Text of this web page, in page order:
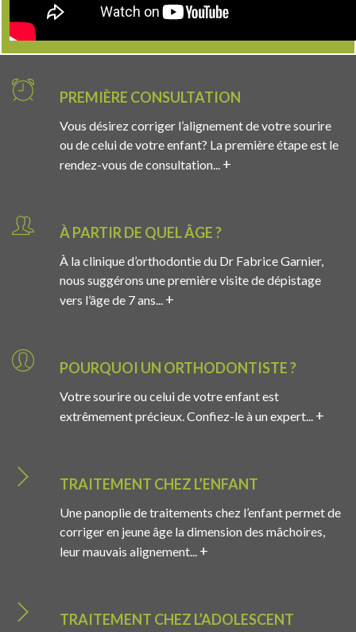
PREMIÈRE CONSULTATION
Vous désirez corriger l’alignement de votre sourire
ou de celui de votre enfant? La première étape est le
rendez-vous de consultation... +
À PARTIR DE QUEL ÂGE ?
À la clinique d’orthodontie du Dr Fabrice Garnier,
nous suggérons une première visite de dépistage
vers l’âge de 7 ans... +
POURQUOI UN ORTHODONTISTE ?
Votre sourire ou celui de votre enfant est
extrêmement précieux. Confiez-le à un expert... +
TRAITEMENT CHEZ L’ENFANT
Une panoplie de traitements chez l’enfant permet de
corriger en jeune âge la dimension des mâchoires,
leur mauvais alignement... +
TRAITEMENT CHEZ L’ADOLESCENT